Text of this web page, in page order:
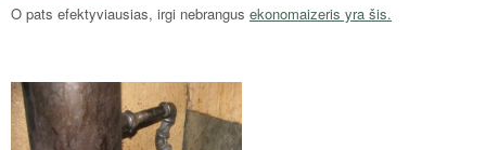
O pats efektyviausias, irgi nebrangus ekonomaizeris yra šis.